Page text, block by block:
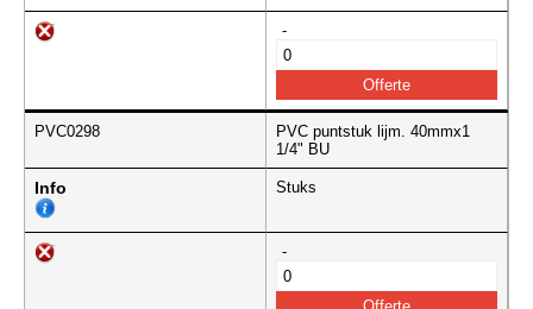
-
PVC0298
PVC puntstuk lijm. 40mmx1
1/4" BU
Info Stuks
-